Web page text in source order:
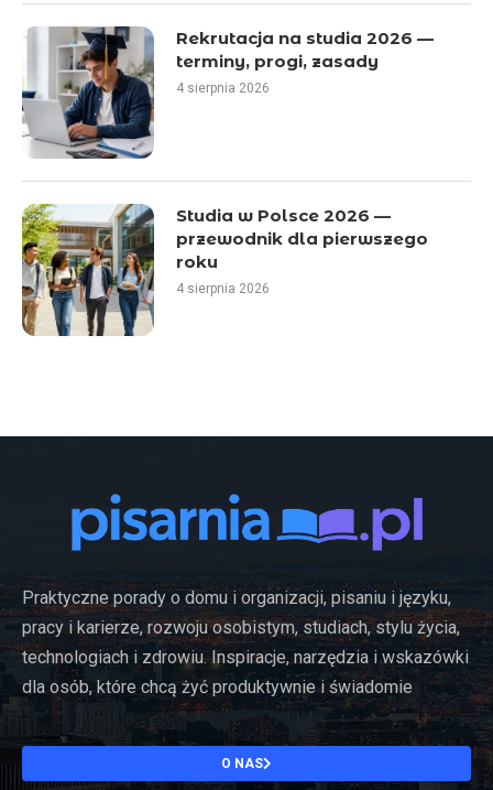
Rekrutacja na studia 2026 —
terminy, progi, zasady
4 sierpnia 2026
Studia w Polsce 2026 —
przewodnik dla pierwszego
roku
4 sierpnia 2026
Praktyczne porady o domu i organizacji, pisaniu i języku,
pracy i karierze, rozwoju osobistym, studiach, stylu życia,
technologiach i zdrowiu. Inspiracje, narzędzia i wskazówki
dla osób, które chcą żyć produktywnie i świadomie
O NAS